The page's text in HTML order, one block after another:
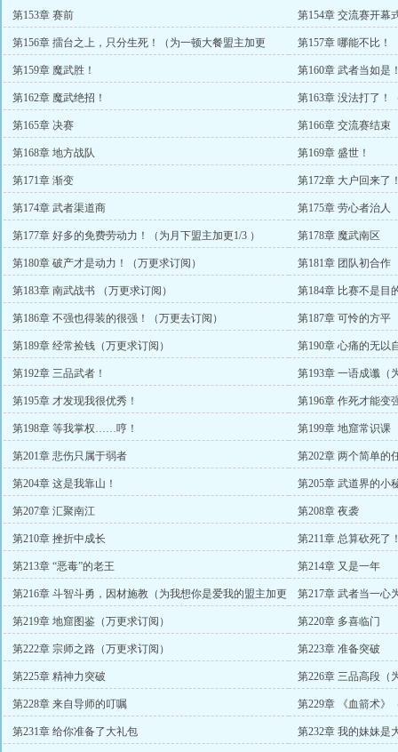
第153章 赛前 第154章 交流赛开幕
第156章 擂台之上，只分生死！（为一顿大餐盟主加更
1/3）
第157章 哪能不比！
第159章 魔武胜！ 第160章 武者当如是
第162章 魔武绝招！ 第163章 没法打了！
第165章 决赛 第166章 交流赛结束
第168章 地方战队 第169章 盛世！
第171章 渐变 第172章 大户回来了
第174章 武者渠道商 第175章 劳心者治人
第177章 好多的免费劳动力！（为月下盟主加更1/3 ） 第178章 魔武南区
第180章 破产才是动力！（万更求订阅） 第181章 团队初合作
第183章 南武战书 （万更求订阅） 第184章 比赛不是目
第186章 不强也得装的很强！（万更去订阅） 第187章 可怜的方平
第189章 经常捡钱（万更求订阅） 第190章 心痛的无以
第192章 三品武者！ 第193章 一语成谶（
第195章 才发现我很优秀！ 第196章 作死才能变
第198章 等我掌权……哼！ 第199章 地窟常识课
第201章 悲伤只属于弱者 第202章 两个简单的
第204章 这是我靠山！ 第205章 武道界的小
第207章 汇聚南江 第208章 夜袭
第210章 挫折中成长 第211章 总算砍死了
第213章 “恶毒”的老王 第214章 又是一年
第216章 斗智斗勇，因材施教（为我想你是爱我的盟主加更
2/3）
第217章 武者当一心
第219章 地窟图鉴（万更求订阅） 第220章 多喜临门
第222章 宗师之路（万更求订阅） 第223章 准备突破
第225章 精神力突破 第226章 三品高段（
第228章 来自导师的叮嘱 第229章 《血箭术》
第231章 给你准备了大礼包 第232章 我的妹妹是